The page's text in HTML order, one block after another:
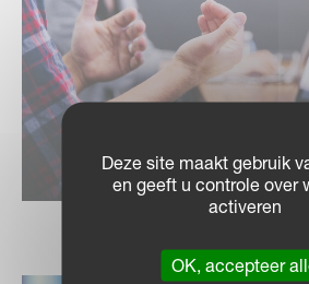
Deze site maakt gebruik
en geeft u controle over
activeren
OK, accepteer